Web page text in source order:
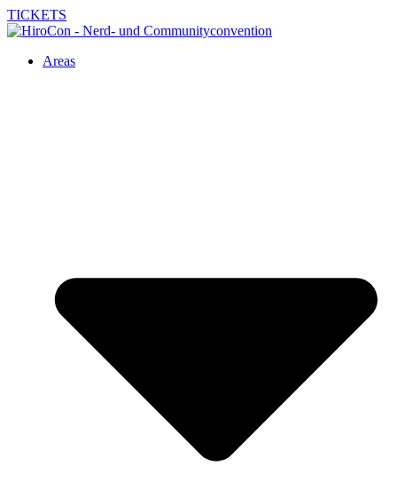
TICKETS
Areas